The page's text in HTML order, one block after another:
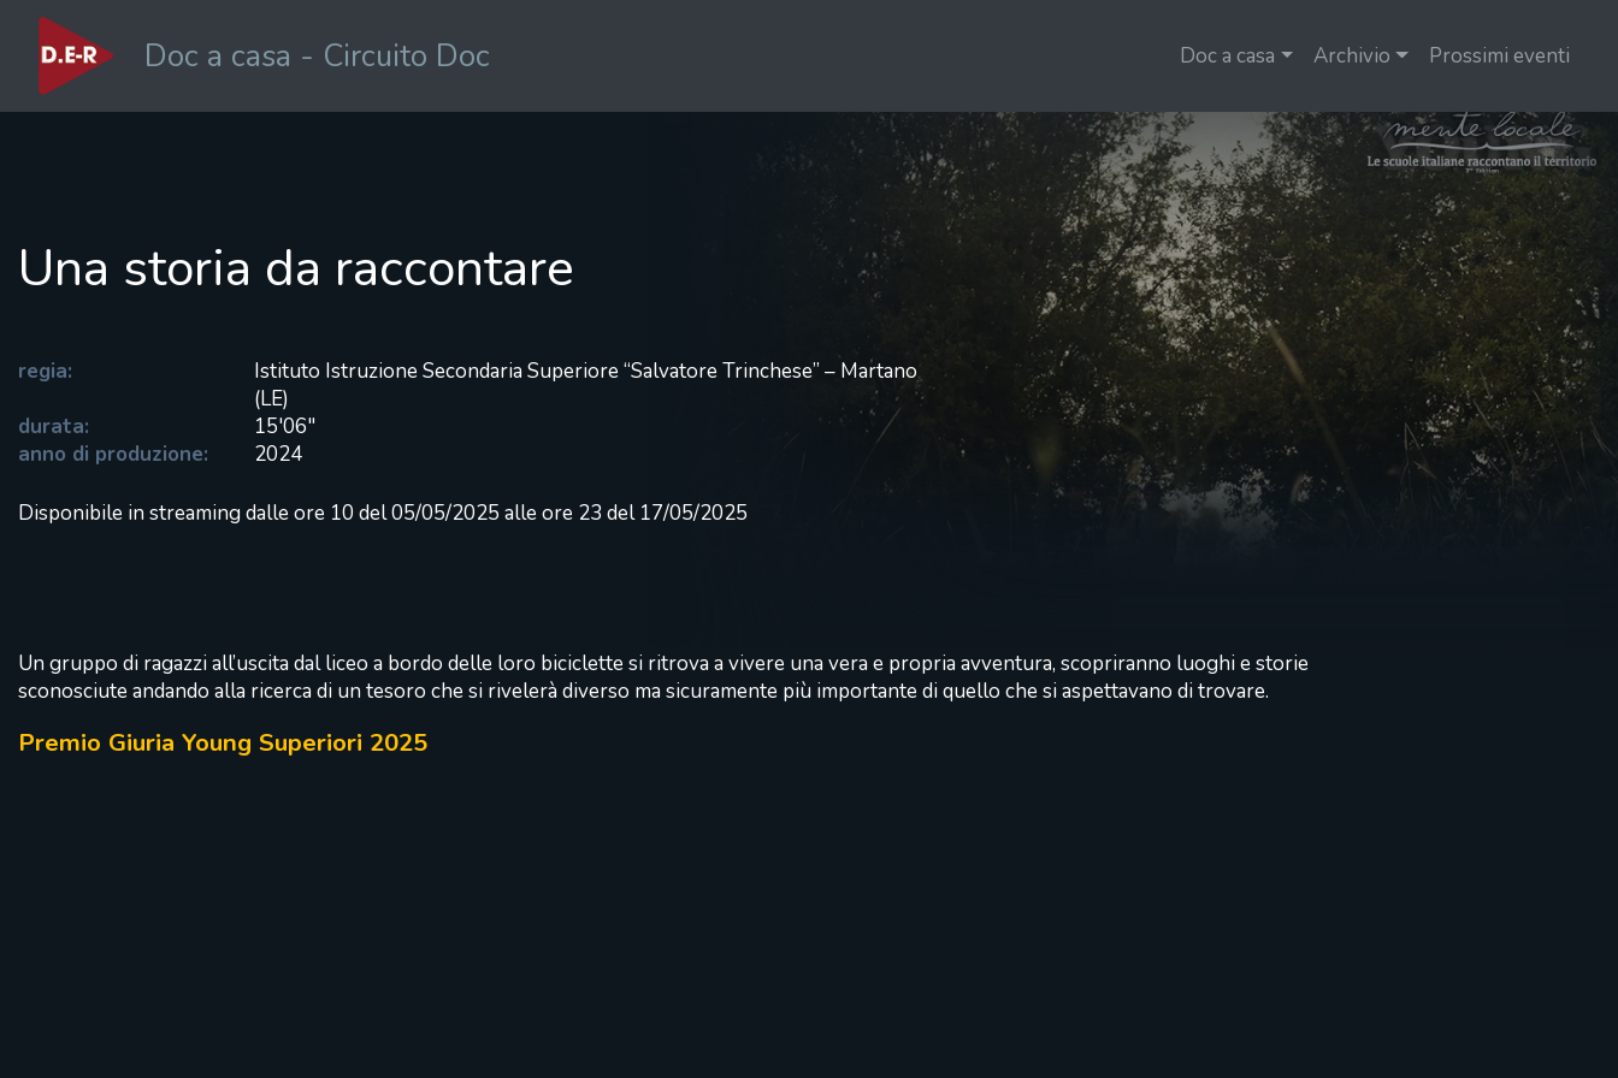
Doc a casa - Circuito Doc Doc a casa Archivio Prossimi eventi
Una storia da raccontare
regia:
Istituto Istruzione Secondaria Superiore “Salvatore Trinchese” – Martano
(LE)
durata:
15'06"
anno di produzione:
2024
Disponibile in streaming dalle ore 10 del 05/05/2025 alle ore 23 del 17/05/2025
Un gruppo di ragazzi all’uscita dal liceo a bordo delle loro biciclette si ritrova a vivere una vera e propria avventura, scopriranno luoghi e storie
sconosciute andando alla ricerca di un tesoro che si rivelerà diverso ma sicuramente più importante di quello che si aspettavano di trovare.
Premio Giuria Young Superiori 2025